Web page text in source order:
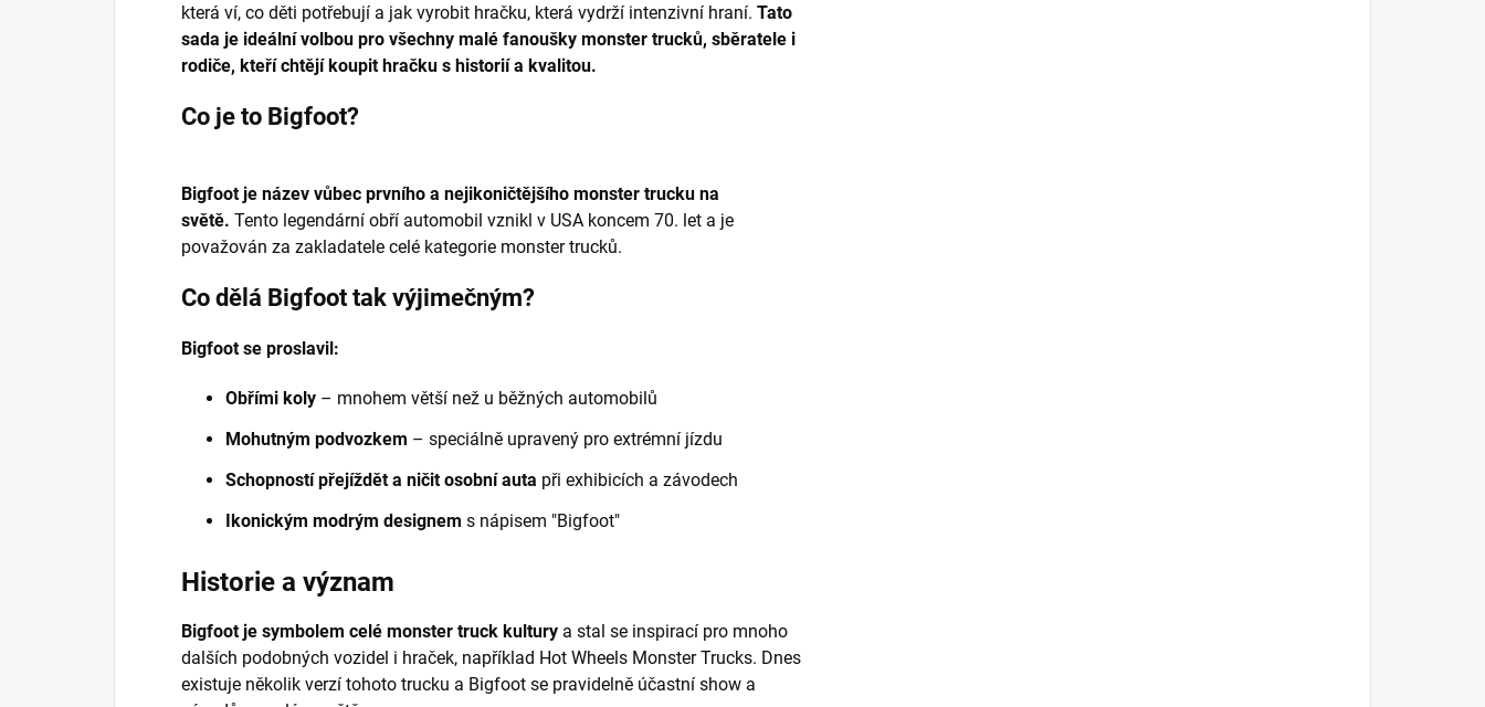
která ví, co děti potřebují a jak vyrobit hračku, která vydrží intenzivní hraní. Tato
sada je ideální volbou pro všechny malé fanoušky monster trucků, sběratele i
rodiče, kteří chtějí koupit hračku s historií a kvalitou.
Co je to Bigfoot?
Bigfoot je název vůbec prvního a nejikoničtějšího monster trucku na
světě. Tento legendární obří automobil vznikl v USA koncem 70. let a je
považován za zakladatele celé kategorie monster trucků.
Co dělá Bigfoot tak výjimečným?
Bigfoot se proslavil:
Obřími koly – mnohem větší než u běžných automobilů
Mohutným podvozkem – speciálně upravený pro extrémní jízdu
Schopností přejíždět a ničit osobní auta při exhibicích a závodech
Ikonickým modrým designem s nápisem "Bigfoot"
Historie a význam
Bigfoot je symbolem celé monster truck kultury a stal se inspirací pro mnoho
dalších podobných vozidel i hraček, například Hot Wheels Monster Trucks. Dnes
existuje několik verzí tohoto trucku a Bigfoot se pravidelně účastní show a